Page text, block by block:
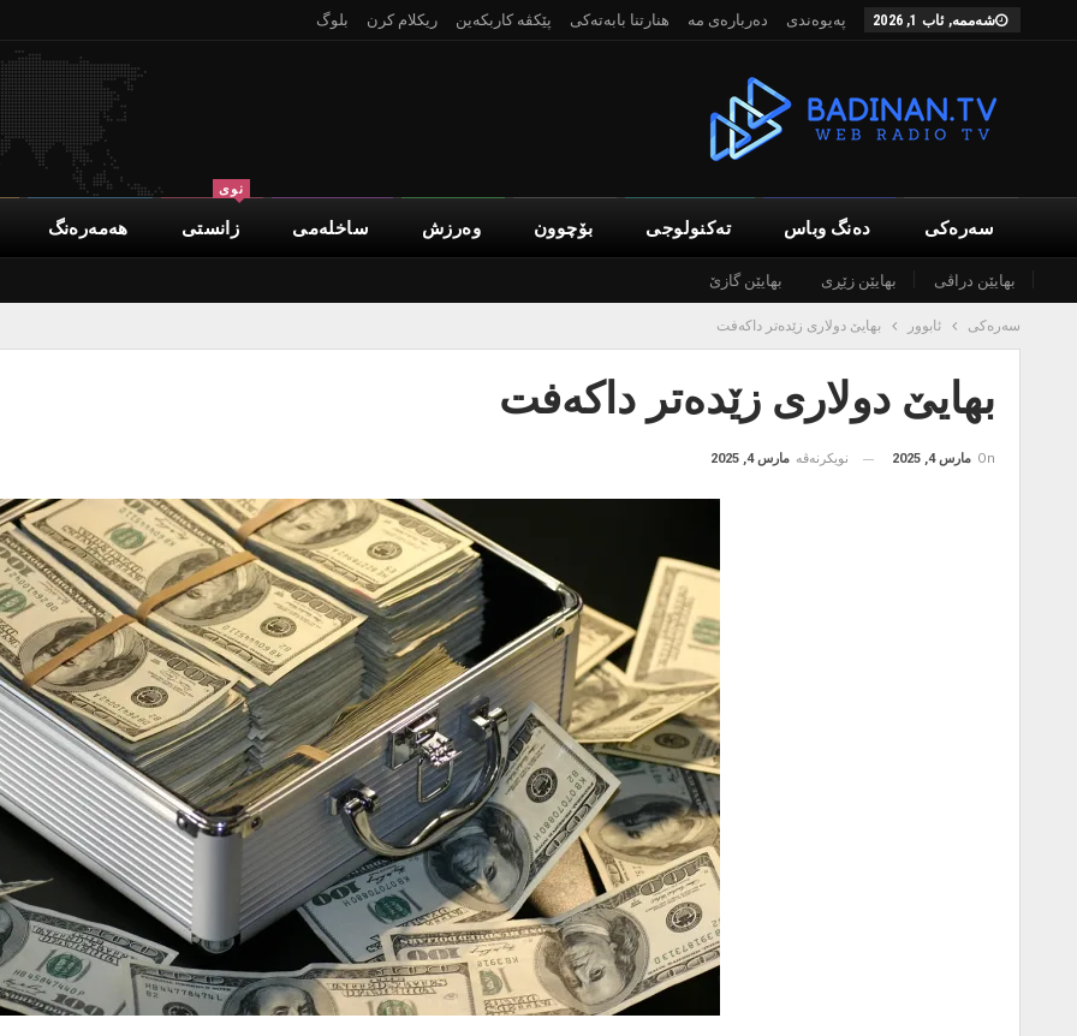
شەممە, ئاب 1, 2026 پەیوەندی دەربارەی مە هنارتنا بابەتەکی پێکڤە کاربکەین ریکلام کرن بلوگ
سەرەکی دەنگ وباس تەکنولوجی بۆچوون وەرزش ساخلەمی زانستی
نوی
هەمەرەنگ
بهایێن دراڤی بهایێن زێڕی بهایێن گازێ
سەرەکی ئابوور بهایێ دولاری زێدەتر داکەفت
بهایێ دولاری زێدەتر داکەفت
On مارس 4, 2025 نویکرنەڤە مارس 4, 2025